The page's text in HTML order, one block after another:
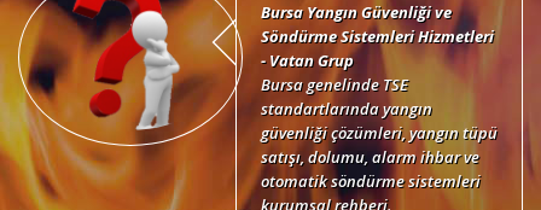
Bursa Yangın Güvenliği ve
Söndürme Sistemleri Hizmetleri
- Vatan Grup
Bursa genelinde TSE
standartlarında yangın
güvenliği çözümleri, yangın tüpü
satışı, dolumu, alarm ihbar ve
otomatik söndürme sistemleri
kurumsal rehberi.